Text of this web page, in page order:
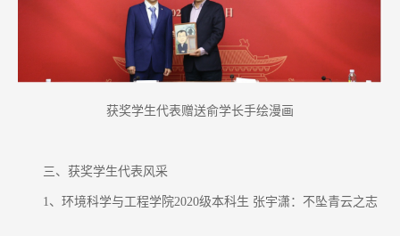
获奖学生代表赠送俞学长手绘漫画
三、获奖学生代表风采
1、环境科学与工程学院2020级本科生 张宇潇：不坠青云之志